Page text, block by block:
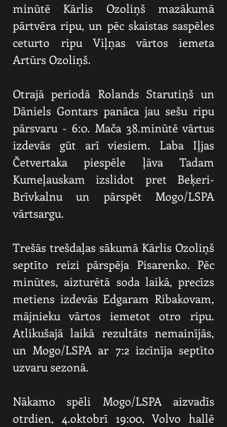
minūtē Kārlis Ozoliņš mazākumā
pārtvēra ripu, un pēc skaistas saspēles
ceturto ripu Viļņas vārtos iemeta
Artūrs Ozoliņš.
Otrajā periodā Rolands Starutiņš un
Dāniels Gontars panāca jau sešu ripu
pārsvaru - 6:0. Mača 38.minūtē vārtus
izdevās gūt arī viesiem. Laba Iļjas
Četvertaka piespēle ļāva Tadam
Kumeļauskam izslidot pret Beķeri-
Brīvkalnu un pārspēt Mogo/LSPA
vārtsargu.
Trešās trešdaļas sākumā Kārlis Ozoliņš
septīto reizi pārspēja Pisarenko. Pēc
minūtes, aizturētā soda laikā, precīzs
metiens izdevās Edgaram Ribakovam,
mājnieku vārtos iemetot otro ripu.
Atlikušajā laikā rezultāts nemainījās,
un Mogo/LSPA ar 7:2 izcīnīja septīto
uzvaru sezonā.
Nākamo spēli Mogo/LSPA aizvadīs
otrdien, 4.oktobrī 19:00, Volvo hallē